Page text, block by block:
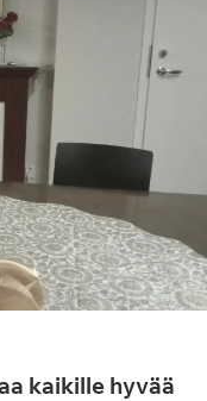
kaikille hyvää